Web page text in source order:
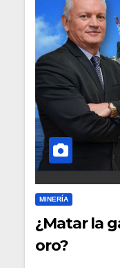
MINERÍA
¿Matar la
oro?